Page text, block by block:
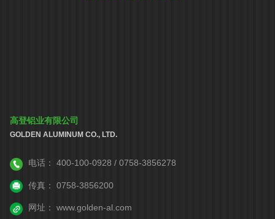
高登铝业有限公司
GOLDEN ALUMINUM CO., LTD.
电话： 400-100-0928 / 0758-3856278
传真： 0758-3856200
网址： www.golden-al.com